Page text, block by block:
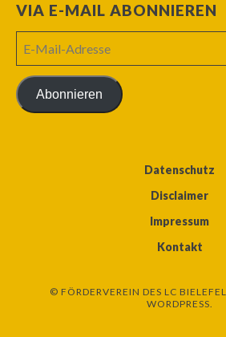
VIA E-MAIL ABONNIEREN
Mail-
Adresse
Abonnieren
Datenschutz
Disclaimer
Impressum
Kontakt
© FÖRDERVEREIN DES LC
WORDPRESS.